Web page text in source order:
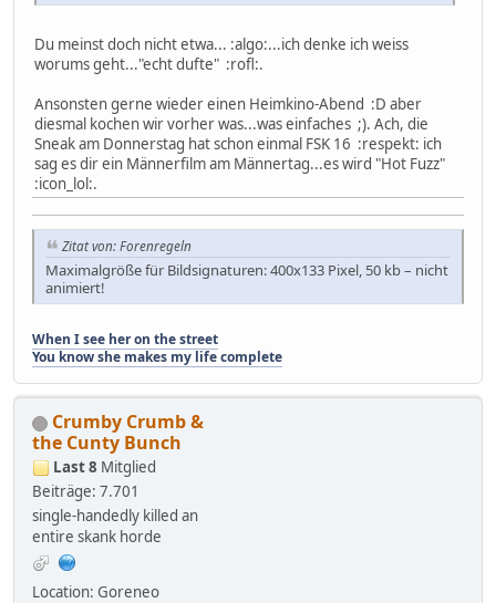
Du meinst doch nicht etwa... :algo:...ich denke ich weiss
worums geht..."echt dufte" :rofl:.
Ansonsten gerne wieder einen Heimkino-Abend :D aber
diesmal kochen wir vorher was...was einfaches ;). Ach, die
Sneak am Donnerstag hat schon einmal FSK 16 :respekt: ich
sag es dir ein Männerfilm am Männertag...es wird "Hot Fuzz"
:icon_lol:.
Zitat von: Forenregeln
Maximalgröße für Bildsignaturen: 400x133 Pixel, 50 kb – nicht
animiert!
When I see her on the street
You know she makes my life complete
Crumby Crumb &
the Cunty Bunch
Last 8 Mitglied
Beiträge: 7.701
single-handedly killed an
entire skank horde
Location: Goreneo